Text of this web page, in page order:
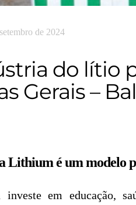
de 2024
do lítio
Gerais –
Lithium é um modelo
investe em educação,